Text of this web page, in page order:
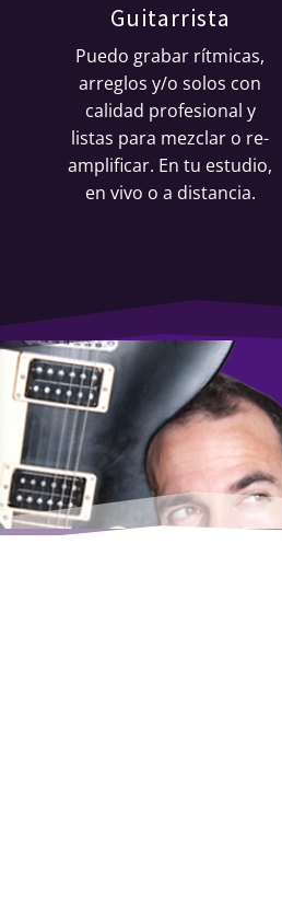
Guitarrista
Puedo grabar rítmicas,
arreglos y/o solos con
calidad profesional y
listas para mezclar o re-
amplificar. En tu estudio,
en vivo o a distancia.